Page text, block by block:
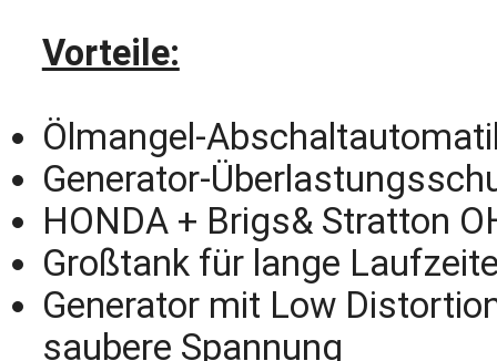
Vorteile:
Ölmangel-
Generator-
HONDA + Brigs& Stratton
Großtank für lange
Generator mit Low
saubere Spannung